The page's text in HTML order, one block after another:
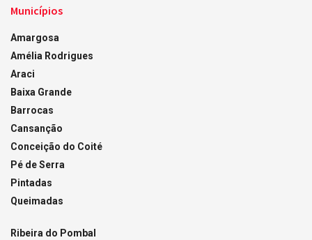
Municípios
Amargosa
Amélia Rodrigues
Araci
Baixa Grande
Barrocas
Cansanção
Conceição do Coité
Pé de Serra
Pintadas
Queimadas
Ribeira do Pombal